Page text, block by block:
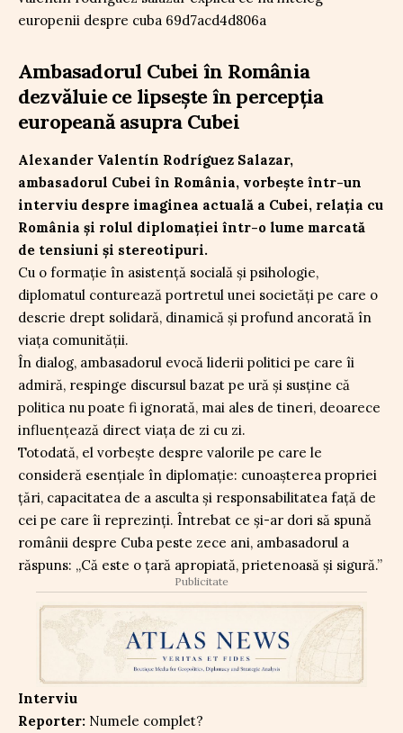
Ambasadorul Cubei în România
dezvăluie ce lipsește în percepția
europeană asupra Cubei
Alexander Valentín Rodríguez Salazar,
ambasadorul Cubei în România, vorbește într-un
interviu despre imaginea actuală a Cubei, relația cu
România și rolul diplomației într-o lume marcată
de tensiuni și stereotipuri.
Cu o formație în asistență socială și psihologie,
diplomatul conturează portretul unei societăți pe care o
descrie drept solidară, dinamică și profund ancorată în
viața comunității.
În dialog, ambasadorul evocă liderii politici pe care îi
admiră, respinge discursul bazat pe ură și susține că
politica nu poate fi ignorată, mai ales de tineri, deoarece
influențează direct viața de zi cu zi.
Totodată, el vorbește despre valorile pe care le
consideră esențiale în diplomație: cunoașterea propriei
țări, capacitatea de a asculta și responsabilitatea față de
cei pe care îi reprezinți. Întrebat ce și-ar dori să spună
românii despre Cuba peste zece ani, ambasadorul a
răspuns: „Că este o țară apropiată, prietenoasă și sigură.”
Publicitate
Interviu
Reporter: Numele complet?